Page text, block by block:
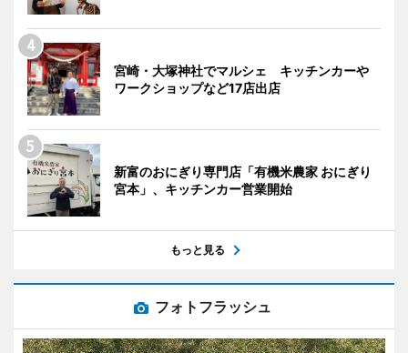
宮崎・大塚神社でマルシェ キッチンカーや
ワークショップなど17店出店
新富のおにぎり専門店「有機米農家 おにぎり
宮本」、キッチンカー営業開始
もっと見る
フォトフラッシュ